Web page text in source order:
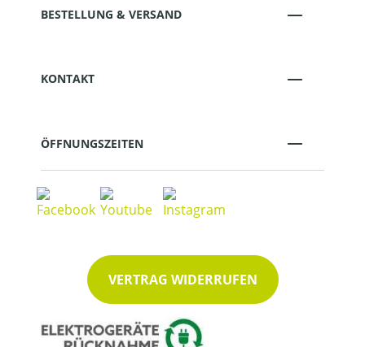
BESTELLUNG & VERSAND
KONTAKT
ÖFFNUNGSZEITEN
VERTRAG WIDERRUFEN